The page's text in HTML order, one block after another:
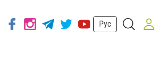
Рус